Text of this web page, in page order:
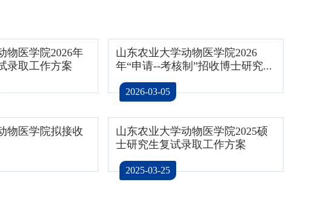
物医学院2026年
录取工作方案
山东农业大学动物医学院2026
年“申请--考核制”招收博士研究...
2026-03-05
物医学院拟接收
山东农业大学动物医学院2025硕
士研究生复试录取工作方案
2025-03-25